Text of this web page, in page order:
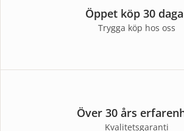
Öppet köp 30
Trygga köp hos oss
Över 30 års
Kvalitetsgaranti